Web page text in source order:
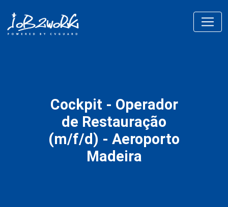
Cockpit - Operador
de Restauração
(m/f/d) - Aeroporto
Madeira